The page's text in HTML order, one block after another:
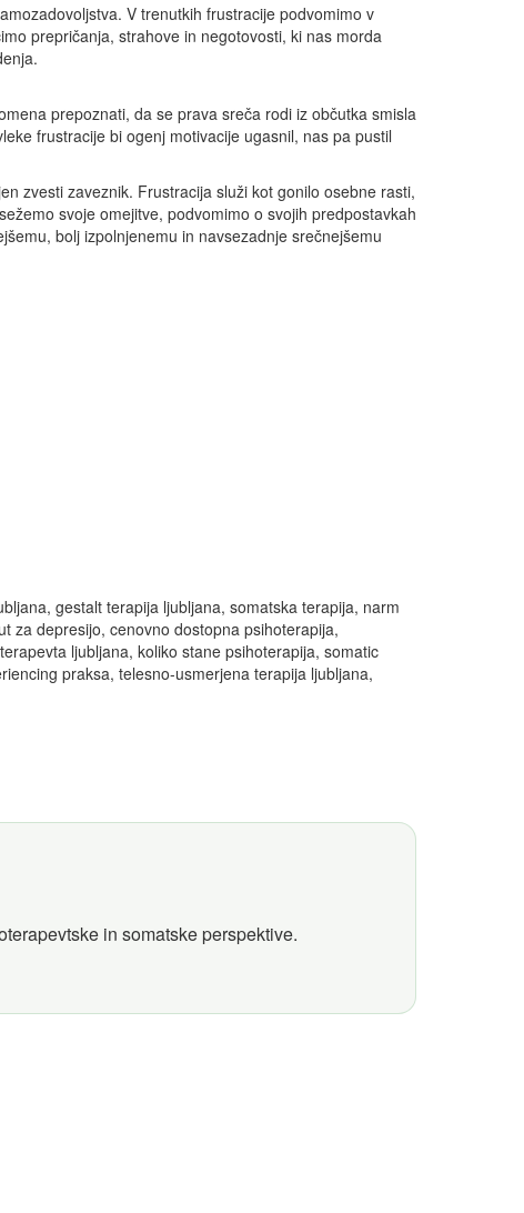
V trenutkih frustracije podvomimo v
prepričanja, strahove in negotovosti, ki nas morda
prepoznati, da se prava sreča rodi iz občutka smisla
frustracije bi ogenj motivacije ugasnil, nas pa pustil
zvesti zaveznik. Frustracija služi kot gonilo osebne rasti,
svoje omejitve, podvomimo o svojih predpostavkah
bolj izpolnjenemu in navsezadnje srečnejšemu
gestalt terapija ljubljana, somatska terapija, narm
za depresijo, cenovno dostopna psihoterapija,
ljubljana, koliko stane psihoterapija, somatic
praksa, telesno-usmerjena terapija ljubljana,
in somatske perspektive.